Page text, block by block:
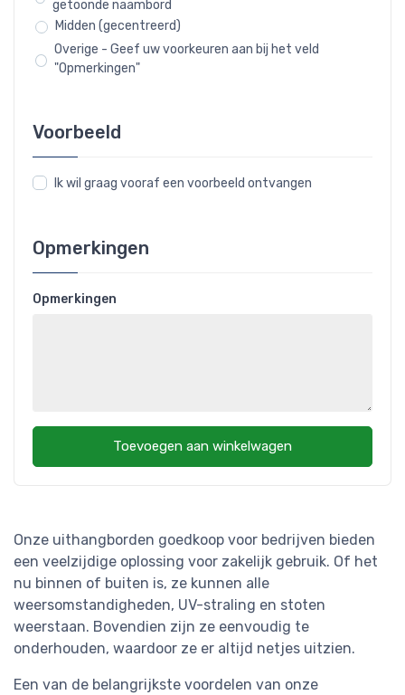
Onze uithangborden goedkoop voor bedrijven bieden
een veelzijdige oplossing voor zakelijk gebruik. Of het
nu binnen of buiten is, ze kunnen alle
weersomstandigheden, UV-straling en stoten
weerstaan. Bovendien zijn ze eenvoudig te
onderhouden, waardoor ze er altijd netjes uitzien.
Een van de belangrijkste voordelen van onze
getoonde naambord
Midden (gecentreerd)
Overige - Geef uw voorkeuren aan bij het veld
"Opmerkingen"
Voorbeeld
Ik wil graag vooraf een voorbeeld ontvangen
Opmerkingen
Opmerkingen
Toevoegen aan winkelwagen